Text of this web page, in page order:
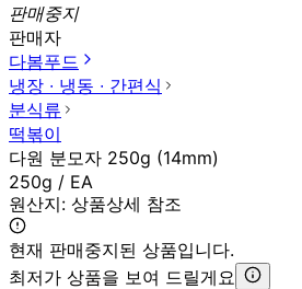
판매중지
판매자
다봄푸드
냉장 ∙ 냉동 ∙ 간편식
분식류
떡볶이
다원 분모자 250g (14mm)
250g / EA
원산지: 상품상세 참조
현재 판매중지된 상품입니다.
최저가 상품을 보여 드릴게요